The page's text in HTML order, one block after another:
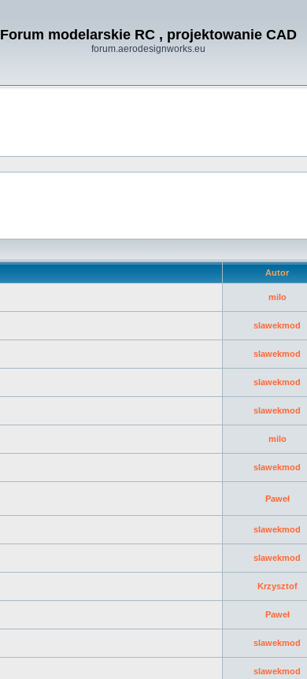
Forum modelarskie RC , projektowanie CAD
forum.aerodesignworks.eu
Autor
milo
slawekmod
slawekmod
slawekmod
slawekmod
milo
slawekmod
Paweł
slawekmod
slawekmod
Krzysztof
Paweł
slawekmod
slawekmod